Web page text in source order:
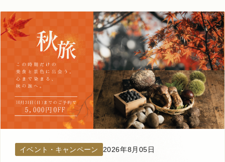
イベント・キャンペーン 2026年8月05日